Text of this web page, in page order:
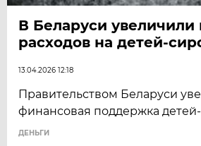
В Беларуси
расходов на детей-
13.04.2026 12:18
Правительством Беларуси
финансовая поддержка
ДЕНЬГИ